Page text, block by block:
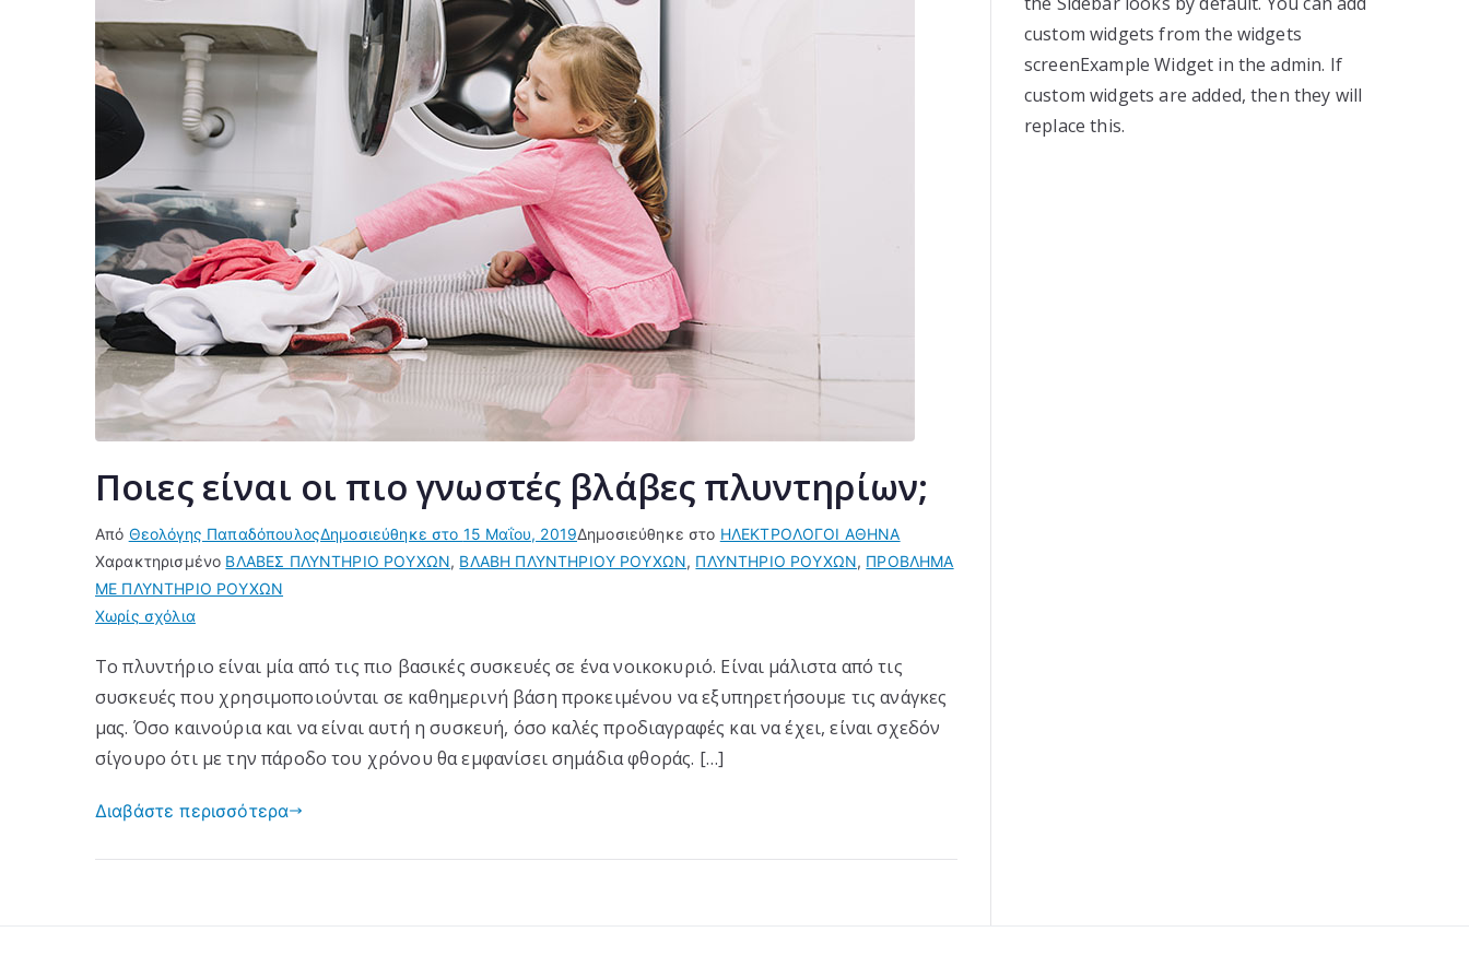
Ποιες είναι οι πιο γνωστές βλάβες πλυντηρίων;
Από Θεολόγης ΠαπαδόπουλοςΔημοσιεύθηκε στο 15 Μαΐου, 2019Δημοσιεύθηκε στο ΗΛΕΚΤΡΟΛΟΓΟΙ ΑΘΗΝΑ
Χαρακτηρισμένο ΒΛΑΒΕΣ ΠΛΥΝΤΗΡΙΟ ΡΟΥΧΩΝ, ΒΛΑΒΗ ΠΛΥΝΤΗΡΙΟΥ ΡΟΥΧΩΝ, ΠΛΥΝΤΗΡΙΟ ΡΟΥΧΩΝ, ΠΡΟΒΛΗΜΑ
ΜΕ ΠΛΥΝΤΗΡΙΟ ΡΟΥΧΩΝ
Χωρίς σχόλιαστο
είναι
οι
πιο
γνωστές
πλυντηρίων;
Το πλυντήριο είναι μία από τις πιο βασικές συσκευές σε ένα νοικοκυριό. Είναι μάλιστα από τις
συσκευές που χρησιμοποιούνται σε καθημερινή βάση προκειμένου να εξυπηρετήσουμε τις ανάγκες
μας. Όσο καινούρια και να είναι αυτή η συσκευή, όσο καλές προδιαγραφές και να έχει, είναι σχεδόν
σίγουρο ότι με την πάροδο του χρόνου θα εμφανίσει σημάδια φθοράς. […]
Διαβάστε περισσότερα
custom widgets from the widgets
screenExample Widget in the admin. If
custom widgets are added, then they will
replace this.